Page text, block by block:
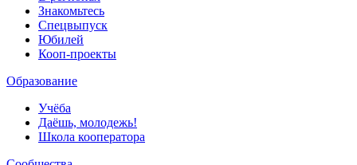
Знакомьтесь
Спецвыпуск
Юбилей
Кооп-проекты
Образование
Учёба
Даёшь, молодежь!
Школа кооператора